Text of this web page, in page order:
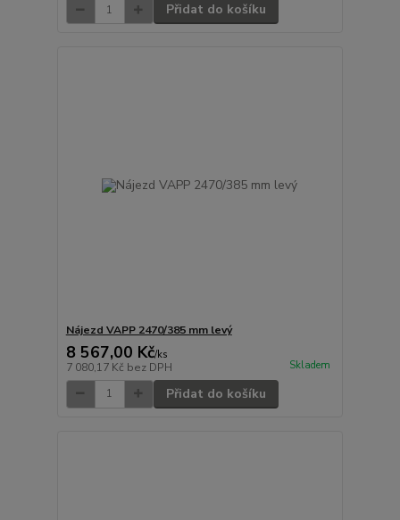
Přidat do košíku
Nájezd VAPP 2470/385 mm levý
8 567,00 Kč/ks
7 080,17 Kč bez DPH Skladem
Přidat do košíku